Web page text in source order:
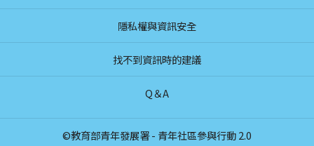
隱私權與資訊安全
找不到資訊時的建議
Q＆A
©教育部青年發展署 - 青年社區參與行動 2.0